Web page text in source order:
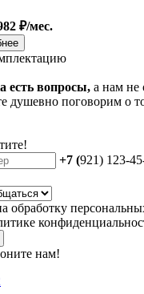
₽/мес.
есть вопросы, а нам не
душевно поговорим о
+7 (921) 123-
обработку
нам!